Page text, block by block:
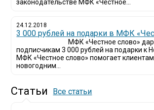
законодательстве МФК «Честное...
24.12.2018
3 000 рублей на подарки в МФК
МФК «Честное слово»
подписчикам 3 000 рублей на подарки к
МФК «Честное слово» помогает клиентам
новогодним...
Статьи Все статьи